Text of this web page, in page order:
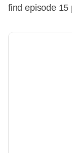
find episode 15